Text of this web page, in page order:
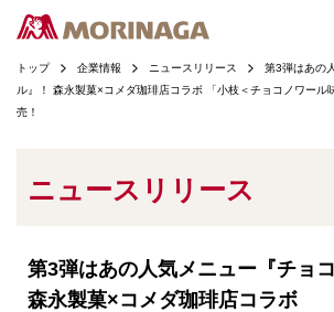
トップ 企業情報 ニュースリリース
第3弾はあの
ル』！ 森永製菓×コメダ珈琲店コラボ 「小枝＜チョコノワール
売！
ニュースリリース
第3弾はあの人気メニュー『チョ
森永製菓×コメダ珈琲店コラボ